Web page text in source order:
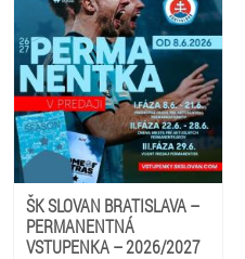
ŠK SLOVAN BRATISLAVA –
PERMANENTNÁ
VSTUPENKA – 2026/2027